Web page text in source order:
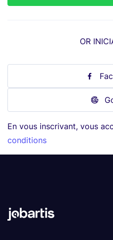
OR
En vous inscrivant, vous
conditions